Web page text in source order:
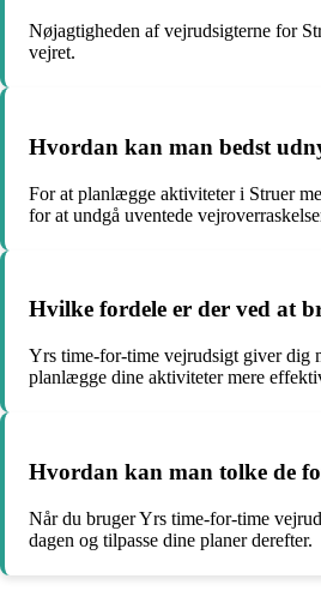
Nøjagtigheden af ​​vejrudsigterne for
vejret.
Hvordan kan man bedst
For at planlægge aktiviteter i Struer
for at undgå uventede
Hvilke fordele er der ved at
Yrs time-for-time vejrudsigt giver dig
planlægge dine aktiviteter mere
Hvordan kan man tolke de
Når du bruger Yrs time-for-time
dagen og tilpasse dine planer derefter.